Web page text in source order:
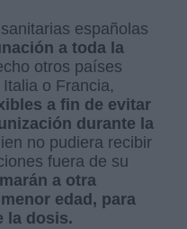
españolas
a toda la
otros países
o Francia,
a fin de evitar
durante la
no pudiera recibir
fuera de su
a otra
edad, para
la dosis.